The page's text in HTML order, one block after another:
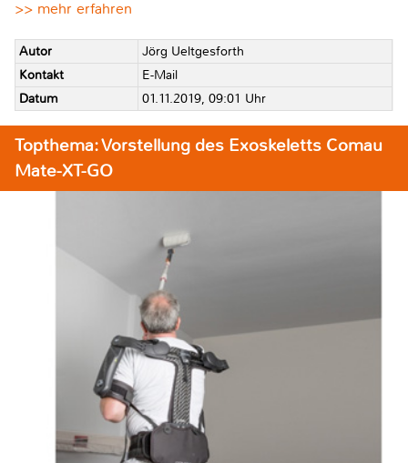
>> mehr erfahren
Autor
Jörg Ueltgesforth
Kontakt
E-Mail
Datum
01.11.2019, 09:01 Uhr
Topthema: Vorstellung des Exoskeletts Comau
Mate-XT-GO